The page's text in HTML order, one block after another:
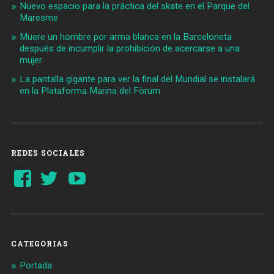
Nuevo espacio para la práctica del skate en el Parque del
Maresme
Muere un hombre por arma blanca en la Barceloneta
después de incumplir la prohibición de acercarse a una
mujer
La pantalla gigante para ver la final del Mundial se instalará
en la Plataforma Marina del Fòrum
REDES SOCIALES
Ver
perfil
Ver
perfil
CATEGORIAS
Portada